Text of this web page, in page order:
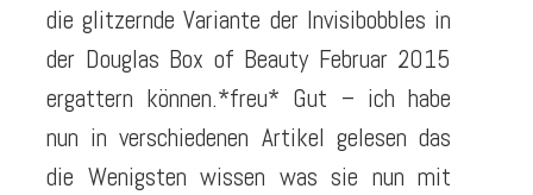
die glitzernde Variante der Invisibobbles in
der Douglas Box of Beauty Februar 2015
ergattern können.*freu* Gut – ich habe
nun in verschiedenen Artikel gelesen das
die Wenigsten wissen was sie nun mit